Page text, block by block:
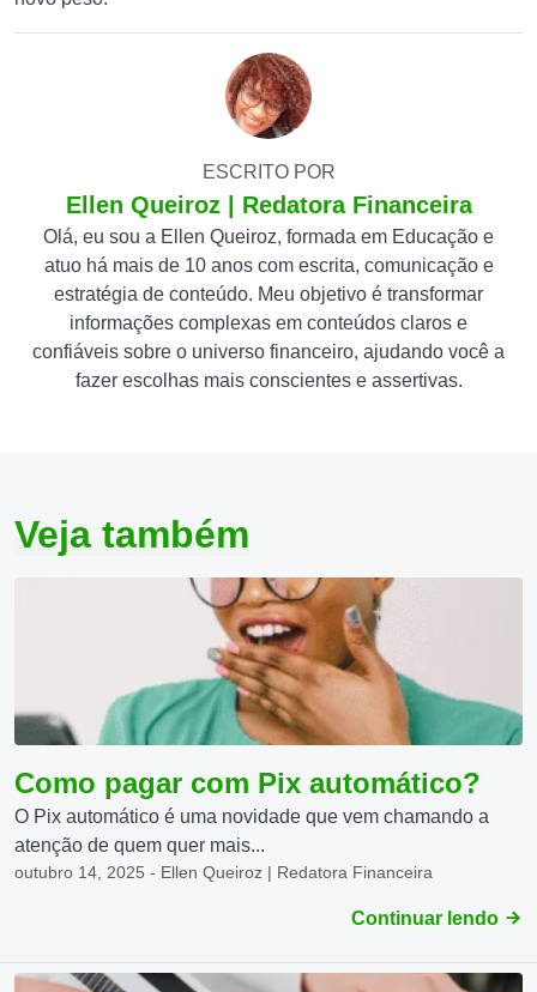
ESCRITO POR
Ellen Queiroz | Redatora Financeira
Olá, eu sou a Ellen Queiroz, formada em Educação e
atuo há mais de 10 anos com escrita, comunicação e
estratégia de conteúdo. Meu objetivo é transformar
informações complexas em conteúdos claros e
confiáveis sobre o universo financeiro, ajudando você a
fazer escolhas mais conscientes e assertivas.
Veja também
Como pagar com Pix automático?
O Pix automático é uma novidade que vem chamando a
atenção de quem quer mais...
outubro 14, 2025 - Ellen Queiroz | Redatora Financeira
Continuar lendo